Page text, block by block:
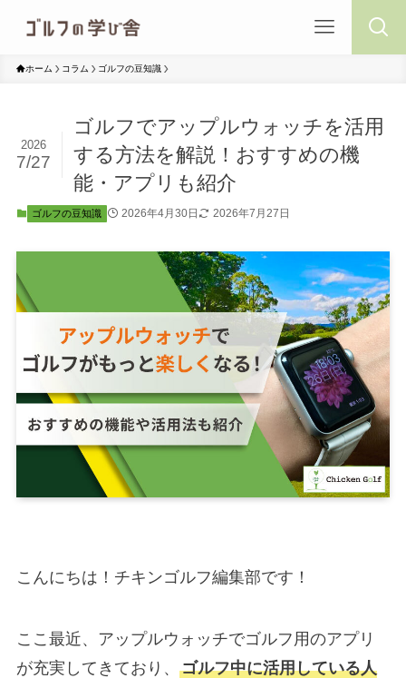
ホーム コラム ゴルフの豆知識
ゴルフでアップルウォッチを活用
する方法を解説！おすすめの機
能・アプリも紹介
2026
7/27
ゴルフの豆知識 2026年4月30日 2026年7月27日
こんにちは！チキンゴルフ編集部です！
ここ最近、アップルウォッチでゴルフ用のアプリ
が充実してきており、 ゴルフ中に活用している人